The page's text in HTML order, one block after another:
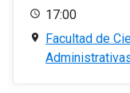
17:00
Facultad de